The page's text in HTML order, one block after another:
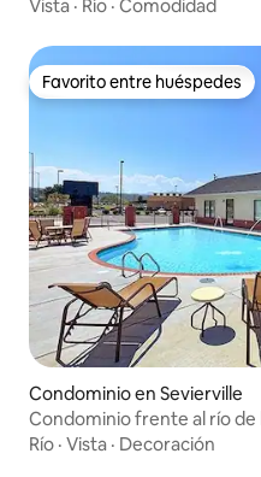
Vista · Río · Comodidad
Favorito entre huéspedes
Favorito entre huéspedes
Condominio en Sevierville
Condominio frente al río
ubicación perfecta
Río · Vista · Decoración